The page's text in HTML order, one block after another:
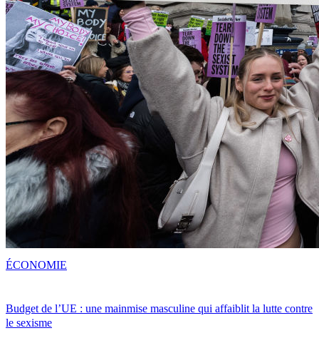
Budget de l’UE : une mainmise masculine qui affaiblit la lutte contre
le sexisme
ÉCONOMIE